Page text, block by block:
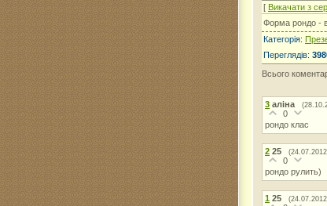
[ Викачати з
Форма рондо - в
Категорія:
Переглядів:
Всього
3 аліна
0
рондо клас
2 25
0
рондо рулить)
1 25